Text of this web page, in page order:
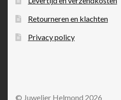
Retourneren en klachten
Privacy policy
© Juwelier Helmond 2026